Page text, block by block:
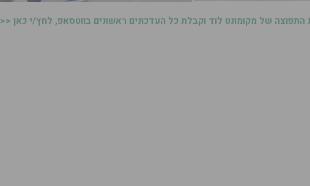
של מקומונט לוד וקבלת כל העדכונים ראשונים בווטסאפ, לחץ/י כאן <<